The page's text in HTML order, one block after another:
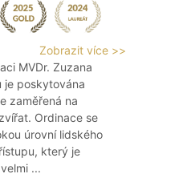
Zobrazit více >>
MVDr. Zuzana
je poskytována
zaměřená na
Ordinace se
úrovní lidského
který je
...